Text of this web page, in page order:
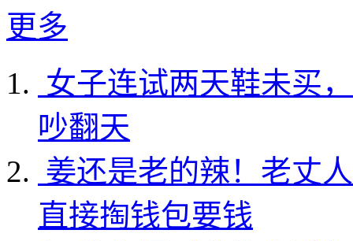
更多
女子连试两天鞋未买
吵翻天
姜还是老的辣！老丈
直接掏钱包要钱